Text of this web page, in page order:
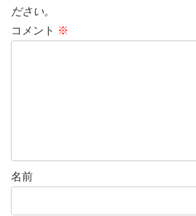
ださい。
コメント ※
名前